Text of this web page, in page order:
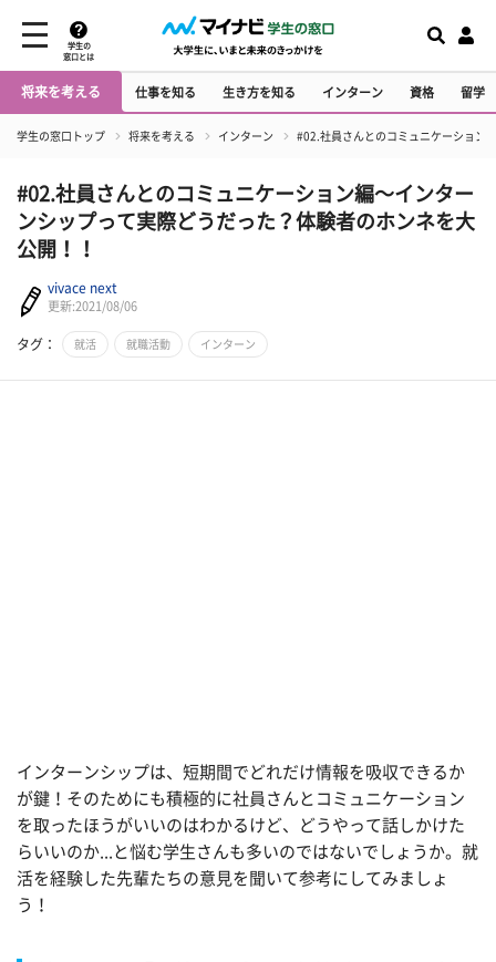
学生の
窓口とは
将来を考える 仕事を知る 生き方を知る インターン 資格 留学
学生の窓口トップ 将来を考える インターン #02.社員さんとのコミュニケーション
#02.社員さんとのコミュニケーション編～インター
ンシップって実際どうだった？体験者のホンネを大
公開！！
vivace next
更新:2021/08/06
タグ： 就活 就職活動 インターン
インターンシップは、短期間でどれだけ情報を吸収できるか
が鍵！そのためにも積極的に社員さんとコミュニケーション
を取ったほうがいいのはわかるけど、どうやって話しかけた
らいいのか...と悩む学生さんも多いのではないでしょうか。就
活を経験した先輩たちの意見を聞いて参考にしてみましょ
う！